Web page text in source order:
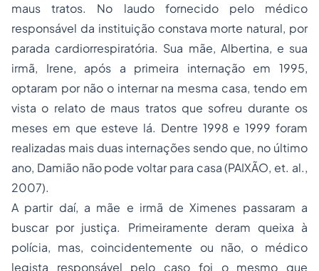
maus tratos. No laudo fornecido pelo médico
responsável da instituição constava morte natural, por
parada cardiorrespiratória. Sua mãe, Albertina, e sua
irmã, Irene, após a primeira internação em 1995,
optaram por não o internar na mesma casa, tendo em
vista o relato de maus tratos que sofreu durante os
meses em que esteve lá. Dentre 1998 e 1999 foram
realizadas mais duas internações sendo que, no último
ano, Damião não pode voltar para casa (PAIXÃO, et. al.,
2007).
A partir daí, a mãe e irmã de Ximenes passaram a
buscar por justiça. Primeiramente deram queixa à
polícia, mas, coincidentemente ou não, o médico
legista responsável pelo caso foi o mesmo que